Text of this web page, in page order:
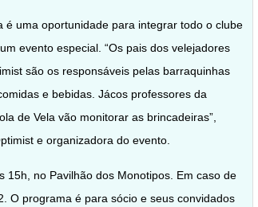
é uma oportunidade para integrar todo o clube
evento especial. “Os pais dos velejadores
são os responsáveis pelas barraquinhas
e bebidas. Jácos professores da
de Vela vão monitorar as brincadeiras”,
e organizadora do evento.
no Pavilhão dos Monotipos. Em caso de
O programa é para sócio e seus convidados